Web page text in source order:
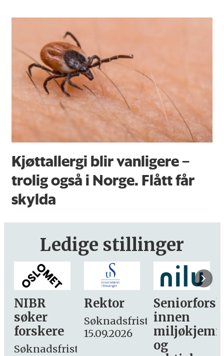
Kjøttallergi blir vanligere –
trolig også i Norge. Flått får
skylda
Ledige stillinger
Rektor
Søknadsfrist:
15.09.2026
Seniorforsker
innen
miljøkjemi
søker
– fast